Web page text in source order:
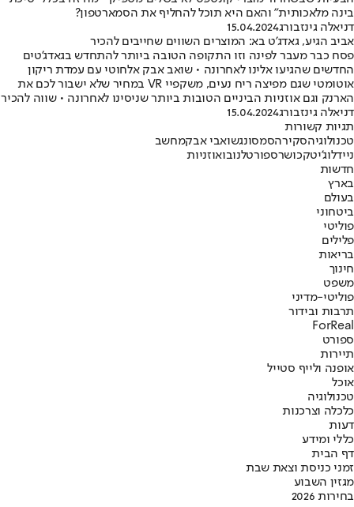
בינה מלאכותית" והאם היא תוכל להחליף את הסמארטפון?
דניאלה גינזבורג15.04.2024
אביב הגיע, גאדג'ט בא: המוצרים השווים שחייבים להכיר
פסח כבר מעבר לפינה וזו התקופה הטובה ביותר להתחדש בגאדג'טים
החדשים שהגיעו אלינו לאחרונה • שואב אבק אלחוטי עם עמדת ריקון
אוטומטי שגם מפיצה ריח נעים, משקפיי VR במחיר שלא ישבור לכם את
הארנק וגם אוזניות הביניים הטובות ביותר שניסינו לאחרונה • שווה להכיר
דניאלה גינזבורג15.04.2024
תגיות קשורות
טכנולוגיהסקירהסמסונגשואבי אבקמחשב
ניידלוג'יטקכושרספורטלנובואוזניות
חדשות
בארץ
בעולם
ביטחוני
פוליטי
פלילים
בריאות
חינוך
משפט
פוליטי-מדיני
תרבות ובידור
ForReal
ספורט
תיירות
אופנה ולייף סטייל
אוכל
טכנולוגיה
כלכלה וצרכנות
דעות
כללי ומידע
דף הבית
זמני כניסת וצאת שבת
מגזין השבוע
בחירות 2026